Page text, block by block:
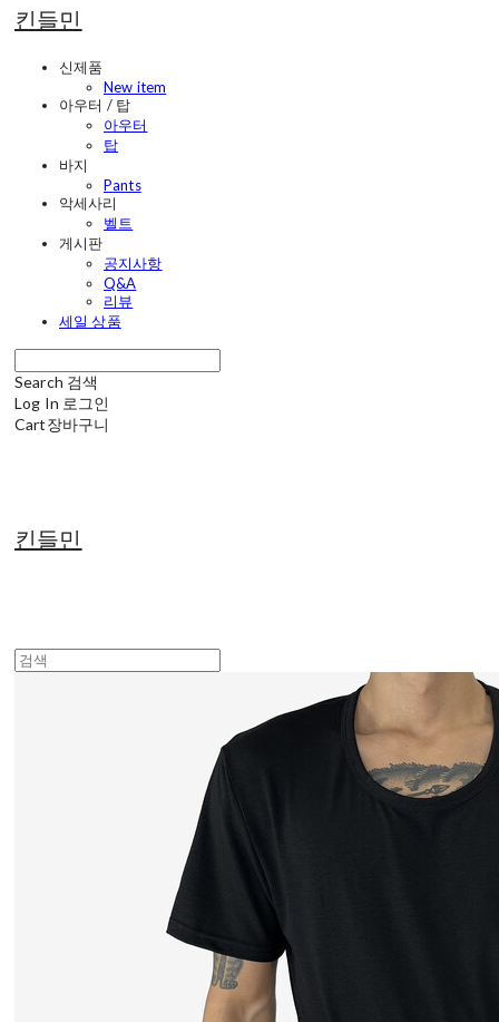
킨들민
신제품
New item
아우터 / 탑
아우터
탑
바지
Pants
악세사리
벨트
게시판
공지사항
Q&A
리뷰
세일 상품
Search 검색
Log In 로그인
Cart장바구니
킨들민